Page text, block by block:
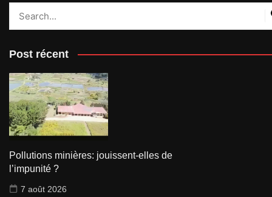
Post récent
Pollutions minières: jouissent-elles de
l’impunité ?
7 août 2026